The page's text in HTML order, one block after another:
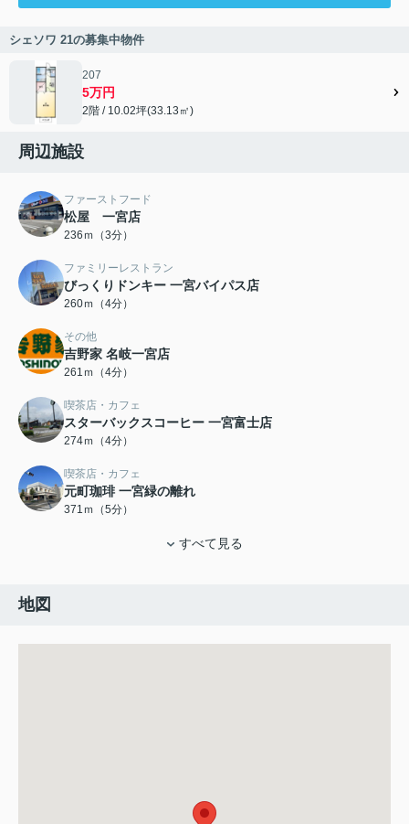
シェソワ 21の募集中物件
207
5万円
2階 / 10.02坪(33.13㎡)
周辺施設
ファーストフード
松屋 一宮店
236ｍ（3分）
ファミリーレストラン
びっくりドンキー 一宮バイパス店
260ｍ（4分）
その他
吉野家 名岐一宮店
261ｍ（4分）
喫茶店・カフェ
スターバックスコーヒー 一宮富士店
274ｍ（4分）
喫茶店・カフェ
元町珈琲 一宮緑の離れ
371ｍ（5分）
すべて見る
地図